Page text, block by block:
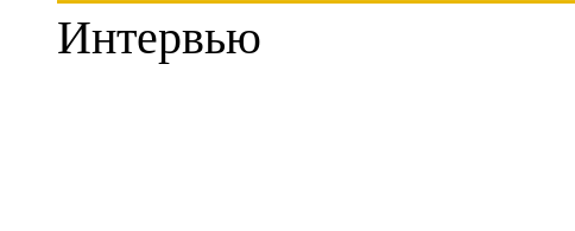
Интервью